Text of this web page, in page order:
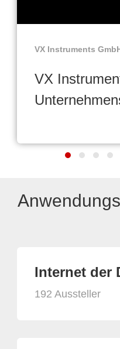
VX Instruments
VX
Internet der
192 Aussteller